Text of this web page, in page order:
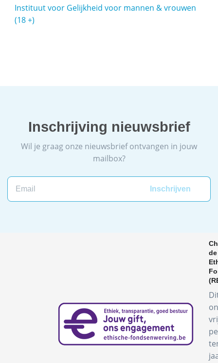
Instituut voor Gelijkheid voor mannen & vrouwen
(18 +)
Inschrijving nieuwsbrief
Wil je graag onze nieuwsbrief ontvangen in jouw
mailbox?
Email